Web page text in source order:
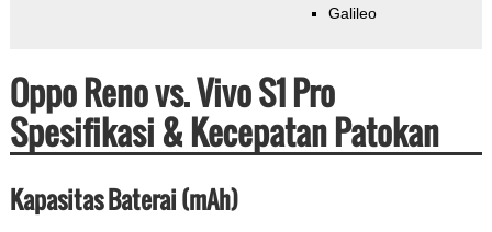
Galileo
Oppo Reno vs. Vivo S1 Pro
Spesifikasi & Kecepatan Patokan
Kapasitas Baterai (mAh)